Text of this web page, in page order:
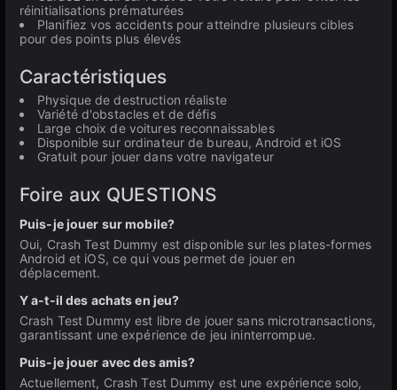
réinitialisations prématurées
Planifiez vos accidents pour atteindre plusieurs cibles
pour des points plus élevés
Caractéristiques
Physique de destruction réaliste
Variété d'obstacles et de défis
Large choix de voitures reconnaissables
Disponible sur ordinateur de bureau, Android et iOS
Gratuit pour jouer dans votre navigateur
Foire aux QUESTIONS
Puis-je jouer sur mobile?
Oui, Crash Test Dummy est disponible sur les plates-formes
Android et iOS, ce qui vous permet de jouer en
déplacement.
Y a-t-il des achats en jeu?
Crash Test Dummy est libre de jouer sans microtransactions,
garantissant une expérience de jeu ininterrompue.
Puis-je jouer avec des amis?
Actuellement, Crash Test Dummy est une expérience solo,